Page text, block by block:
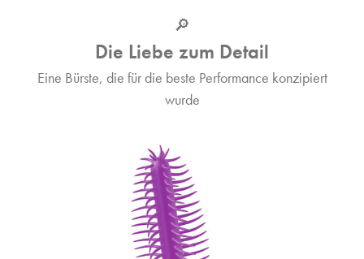
🔎
Die Liebe zum Detail
Eine Bürste, die für die beste Performance konzipiert
wurde